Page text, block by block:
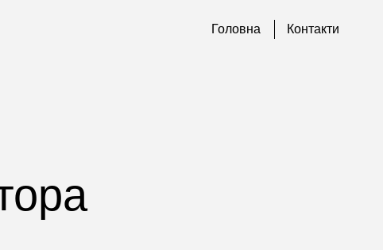
Головна Контакти